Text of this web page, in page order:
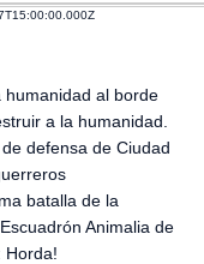
humanidad al borde
a la humanidad.
defensa de Ciudad
batalla de la
Animalia de
Horda!